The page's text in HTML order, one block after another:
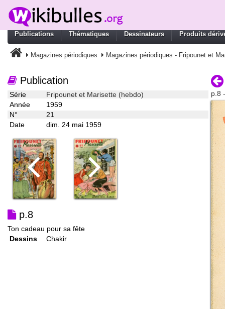
Publications Thématiques Dessinateurs Produits
Magazines périodiques Magazines périodiques - Fripounet et
Publication
Série
Fripounet et Marisette (hebdo)
Année
1959
N°
21
Date
dim. 24 mai 1959
p.8
Ton cadeau pour sa fête
Dessins
Chakir
p.8